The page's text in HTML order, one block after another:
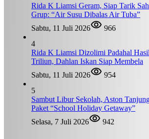
Rida K Liamsi Geram, Siap Tarik
Grup: “Air Susu Dibalas Air Tuba”
Sabtu, 11 Juli 2026
966
4
Rida K Liamsi Dizolimi Padahal
Triliun, Dahlan Iskan Siap Membela
Sabtu, 11 Juli 2026
954
5
Sambut Libur Sekolah, Aston
Paket “School Holiday Getaway”
Selasa, 7 Juli 2026
942